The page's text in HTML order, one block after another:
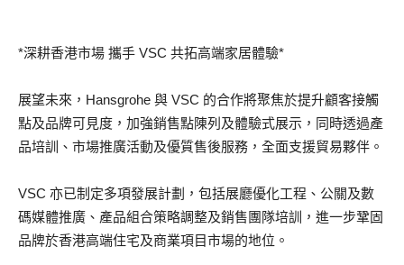
*深耕香港市場 攜手 VSC 共拓高端家居體驗*
展望未來，Hansgrohe 與 VSC 的合作將聚焦於提升顧客接觸
點及品牌可見度，加強銷售點陳列及體驗式展示，同時透過產
品培訓、市場推廣活動及優質售後服務，全面支援貿易夥伴。
VSC 亦已制定多項發展計劃，包括展廳優化工程、公關及數
碼媒體推廣、產品組合策略調整及銷售團隊培訓，進一步鞏固
品牌於香港高端住宅及商業項目市場的地位。